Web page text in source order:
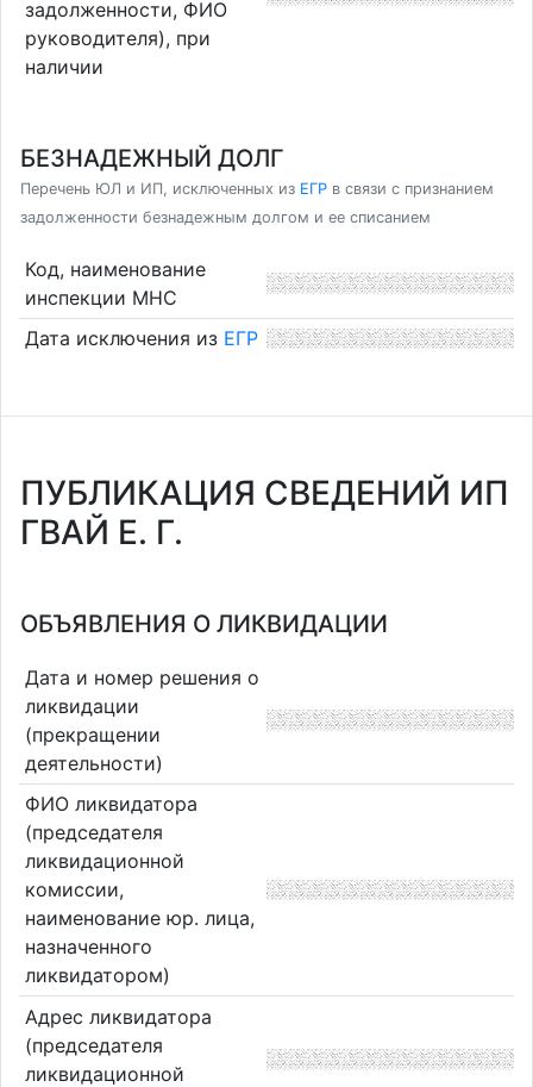
задолженности, ФИО
руководителя), при
наличии
БЕЗНАДЕЖНЫЙ ДОЛГ
Перечень ЮЛ и ИП, исключенных из ЕГР в связи с признанием
задолженности безнадежным долгом и ее списанием
Код, наименование
инспекции МНС
Дата исключения из ЕГР
ПУБЛИКАЦИЯ СВЕДЕНИЙ ИП
ГВАЙ Е. Г.
ОБЪЯВЛЕНИЯ О ЛИКВИДАЦИИ
Дата и номер решения о
ликвидации
(прекращении
деятельности)
ФИО ликвидатора
(председателя
ликвидационной
комиссии,
наименование юр. лица,
назначенного
ликвидатором)
Адрес ликвидатора
(председателя
ликвидационной